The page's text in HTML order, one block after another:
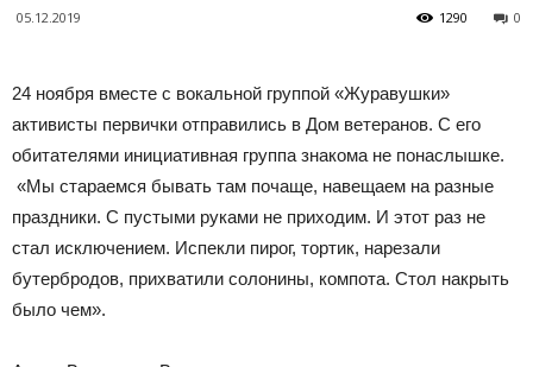
05.12.2019 0
1290
24 ноября вместе с вокальной группой «Журавушки»
активисты первички отправились в Дом ветеранов. С его
обитателями инициативная группа знакома не понаслышке.
«Мы стараемся бывать там почаще, навещаем на разные
праздники. С пустыми руками не приходим. И этот раз не
стал исключением. Испекли пирог, тортик, нарезали
бутербродов, прихватили солонины, компота. Стол накрыть
было чем».